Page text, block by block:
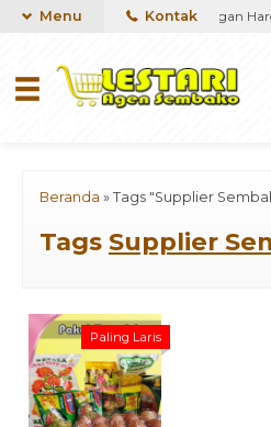
kebutuhan Sembako dengan
Menu Kontak
Beranda » Tags "Supplier
Tags Supplier
Paling Laris